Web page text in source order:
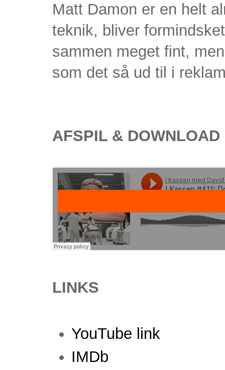
Matt Damon er en helt
teknik, bliver
sammen meget fint,
som det så ud til i
AFSPIL & DOWNLOAD
LINKS
YouTube link
IMDb